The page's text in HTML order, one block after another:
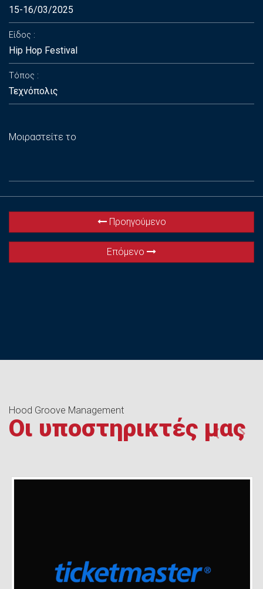
15-16/03/2025
Είδος
Hip Hop Festival
Τόπος
Τεχνόπολις
Μοιραστείτε το
Προηγούμενο
Επόμενο
Hood Groove Management
Οι υποστηρικτές μας